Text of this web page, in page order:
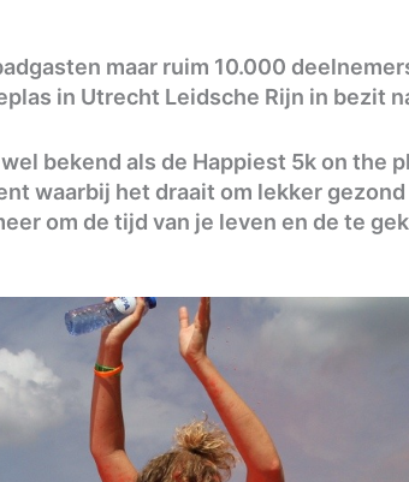
maar ruim 10.000
in Utrecht Leidsche Rijn in bezit
bekend als de Happiest 5k on the
waarbij het draait om lekker
om de tijd van je leven en de te